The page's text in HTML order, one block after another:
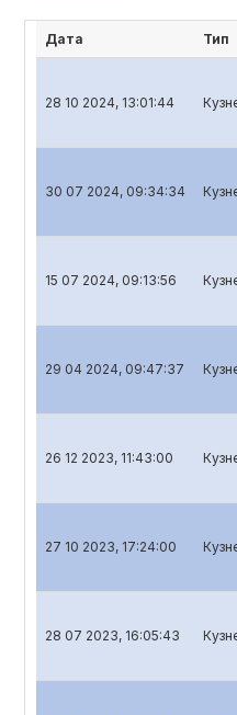
Дата Тип
28 10 2024, 13:01:44
30 07 2024, 09:34:34
15 07 2024, 09:13:56
29 04 2024, 09:47:37
26 12 2023, 11:43:00
27 10 2023, 17:24:00
28 07 2023, 16:05:43